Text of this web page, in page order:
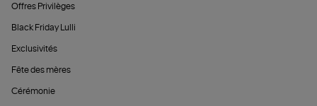
Offres Privilèges
Black Friday Lulli
Exclusivités
Fête des mères
Cérémonie